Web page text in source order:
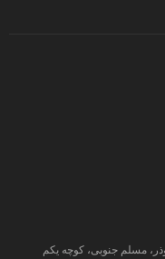
مسلم جنوبی، کوچه یکم